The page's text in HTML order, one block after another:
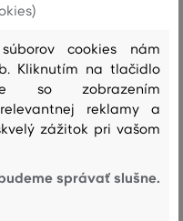
cookies nám
Kliknutím na tlačidlo
so zobrazením
reklamy a
zážitok pri vašom
správať slušne.